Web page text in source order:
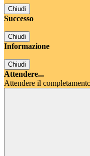
Chiudi
Successo
Chiudi
Informazione
Chiudi
Attendere...
Attendere il